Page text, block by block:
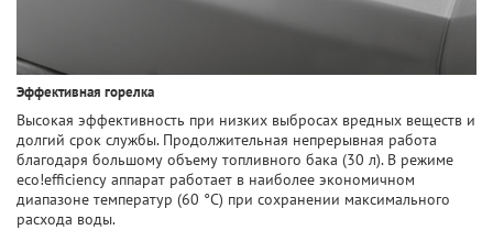
Эффективная горелка
Высокая эффективность при низких выбросах вредных веществ и
долгий срок службы. Продолжительная непрерывная работа
благодаря большому объему топливного бака (30 л). В режиме
eco!efficiency аппарат работает в наиболее экономичном
диапазоне температур (60 °C) при сохранении максимального
расхода воды.